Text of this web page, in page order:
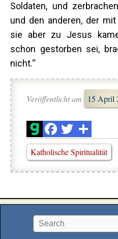
Soldaten, und
und den anderen, der
sie aber zu Jesus
schon gestorben sei,
nicht.“
Veröffentlicht am 15 April
Katholische Spiritualität